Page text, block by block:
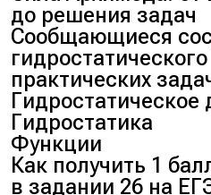
до решения задач
Сообщающиеся
практических
Гидростатическое
Гидростатика
Функции
Как получить 1
в задании 26 на